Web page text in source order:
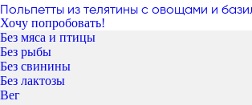
Польпетты из телятины с овощами и
Хочу попробовать!
Без мяса и птицы
Без рыбы
Без свинины
Без лактозы
Вег